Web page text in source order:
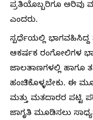
ಪ್ರತಿಯೊಬ್ಬರಿಗೂ ಅರಿವು
ಎಂದರು.
ಸ್ಪರ್ಧೆಯಲ್ಲಿ
ಆಕರ್ಷಕ ರಂಗೋಲಿಗಳ
ಜಾಲತಾಣಗಳಲ್ಲಿ ಹಾಗೂ
ಹಂಚಿಕೊಳ್ಳಬೇಕು. ಈ
ಮತ್ತು ಮತದಾರರ ಪಟ್ಟಿ
ಜಾಗೃತಿ ಮೂಡಿಸಲು